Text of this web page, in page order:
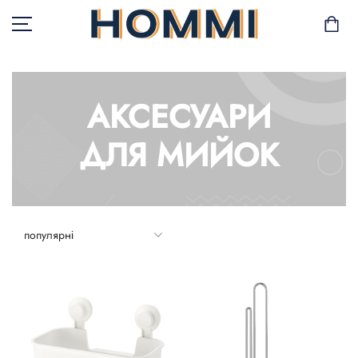
В НАЯВНОСТІ
САД І БАЛКОН
ГОРЩИКИ І РОСЛИНИ
АКСЕСУАРИ
ДЛЯ МИЙОК